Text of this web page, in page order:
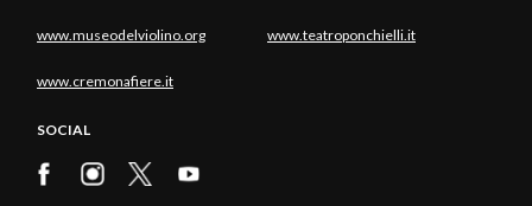
www.museodelviolino.org www.teatroponchielli.it
www.cremonafiere.it
SOCIAL